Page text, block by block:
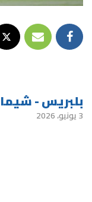
بلبريس -
3 يونيو، 2026